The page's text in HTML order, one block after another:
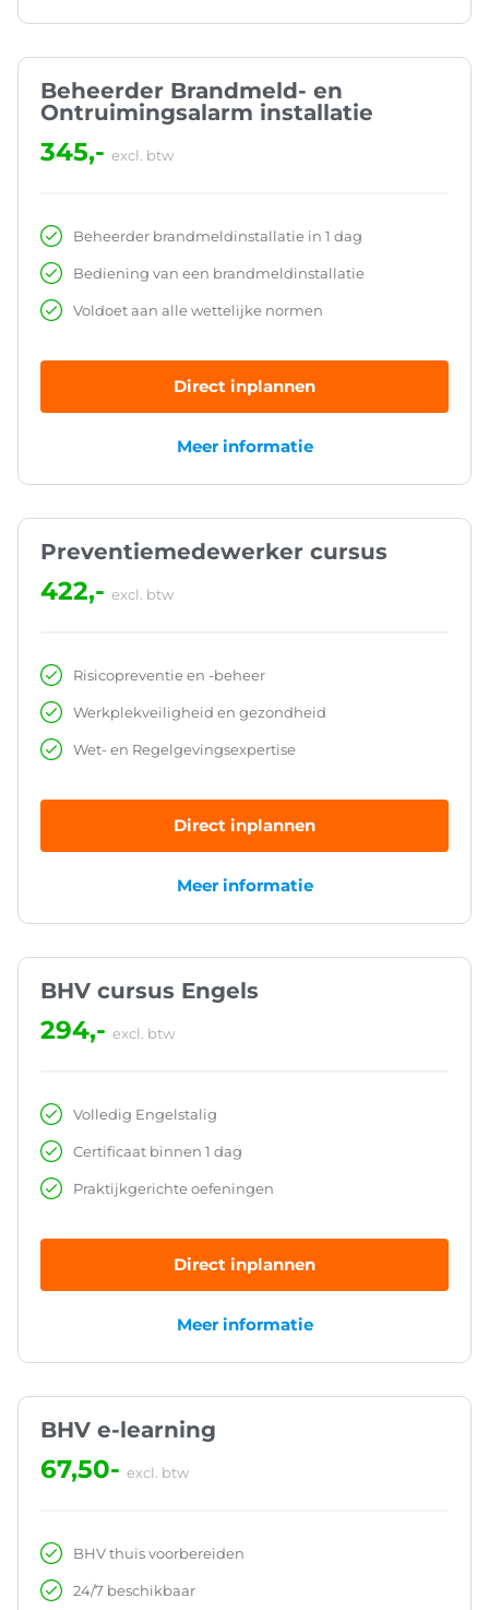
Beheerder Brandmeld- en
Ontruimingsalarm installatie
345,- excl. btw
Beheerder brandmeldinstallatie in 1 dag
Bediening van een brandmeldinstallatie
Voldoet aan alle wettelijke normen
Direct inplannen
Meer informatie
Preventiemedewerker cursus
422,- excl. btw
Risicopreventie en -beheer
Werkplekveiligheid en gezondheid
Wet- en Regelgevingsexpertise
Direct inplannen
Meer informatie
BHV cursus Engels
294,- excl. btw
Volledig Engelstalig
Certificaat binnen 1 dag
Praktijkgerichte oefeningen
Direct inplannen
Meer informatie
BHV e-learning
67,50- excl. btw
BHV thuis voorbereiden
24/7 beschikbaar